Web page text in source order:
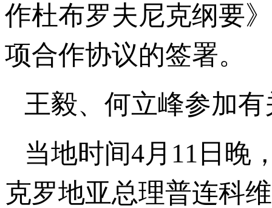
作杜布罗夫尼克纲要
项合作协议的签署。
王毅、何立峰参加
当地时间4月11日晚
克罗地亚总理普连科